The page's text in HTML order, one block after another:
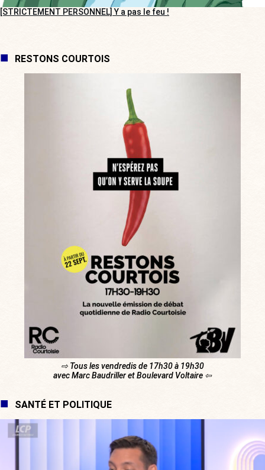
[STRICTEMENT PERSONNEL] Y a pas le feu !
RESTONS COURTOIS
⇨ Tous les vendredis de 17h30 à 19h30
avec Marc Baudriller et Boulevard Voltaire ⇦
SANTÉ ET POLITIQUE